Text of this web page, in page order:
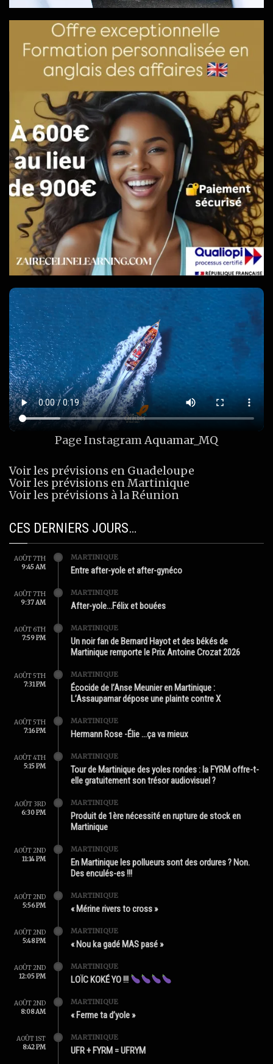
Page Instagram Aquamar_MQ
Voir les prévisions en Guadeloupe
Voir les prévisions en Martinique
Voir les prévisions à la Réunion
CES DERNIERS JOURS…
AOÛT 7TH
9:45 AM
MARTINIQUE
Entre after-yole et after-gynéco
AOÛT 7TH
9:37 AM
MARTINIQUE
After-yole…Félix et bouées
AOÛT 6TH
7:59 PM
MARTINIQUE
Un noir fan de Bernard Hayot et des békés de
Martinique remporte le Prix Antoine Crozat 2026
AOÛT 5TH
7:31 PM
MARTINIQUE
Écocide de l’Anse Meunier en Martinique :
L’Assaupamar dépose une plainte contre X
AOÛT 5TH
7:16 PM
MARTINIQUE
Hermann Rose -Élie …ça va mieux
AOÛT 4TH
5:15 PM
MARTINIQUE
Tour de Martinique des yoles rondes : la FYRM offre-t-
elle gratuitement son trésor audiovisuel ?
AOÛT 3RD
6:30 PM
MARTINIQUE
Produit de 1ère nécessité en rupture de stock en
Martinique
AOÛT 2ND
11:14 PM
MARTINIQUE
En Martinique les pollueurs sont des ordures ? Non.
Des enculés-es !!!
AOÛT 2ND
5:56 PM
MARTINIQUE
« Mérine rivers to cross »
AOÛT 2ND
5:48 PM
MARTINIQUE
« Nou ka gadé MAS pasé »
AOÛT 2ND
12:05 PM
MARTINIQUE
LOÏC KOKÉ YO !!!
AOÛT 2ND
8:08 AM
MARTINIQUE
« Ferme ta d’yole »
AOÛT 1ST
8:42 PM
MARTINIQUE
UFR + FYRM = UFRYM